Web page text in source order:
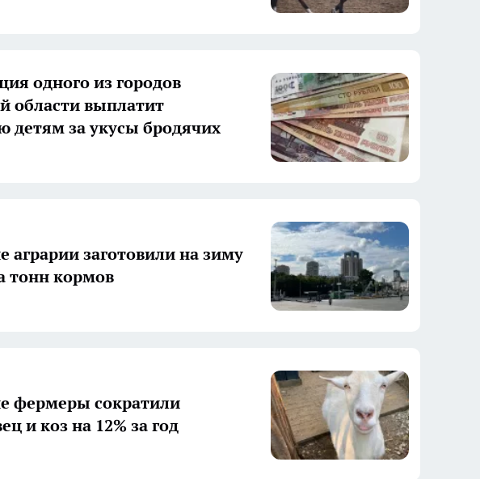
одного из городов
области выплатит
детям за укусы бродячих
аграрии заготовили на зиму
тонн кормов
фермеры сократили
и коз на 12% за год